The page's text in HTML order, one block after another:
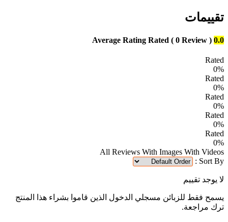
تقييمات
0.0
Average Rating Rated ( 0 Review )
Rated
0%
Rated
0%
Rated
0%
Rated
0%
Rated
0%
All Reviews With Images With Videos
Sort By :
لا يوجد تقييم
يسمح فقط للزبائن مسجلي الدخول الذين قاموا بشراء هذا المنتج
ترك مراجعة.